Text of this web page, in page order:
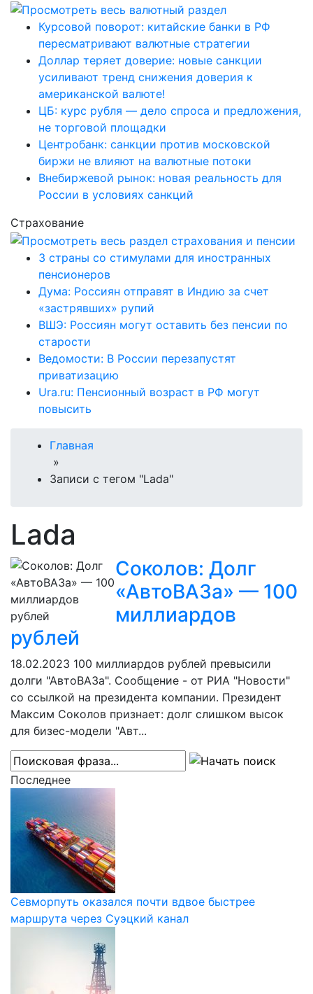
Курсовой поворот: китайские банки в РФ
пересматривают валютные стратегии
Доллар теряет доверие: новые санкции
усиливают тренд снижения доверия к
американской валюте!
ЦБ: курс рубля — дело спроса и предложения,
не торговой площадки
Центробанк: санкции против московской
биржи не влияют на валютные потоки
Внебиржевой рынок: новая реальность для
России в условиях санкций
Страхование
3 страны со стимулами для иностранных
пенсионеров
Дума: Россиян отправят в Индию за счет
«застрявших» рупий
ВШЭ: Россиян могут оставить без пенсии по
старости
Ведомости: В России перезапустят
приватизацию
Ura.ru: Пенсионный возраст в РФ могут
повысить
Главная
»
Записи с тегом "Lada"
Lada
Соколов: Долг
«АвтоВАЗа» — 100
миллиардов
рублей
18.02.2023 100 миллиардов рублей превысили
долги "АвтоВАЗа". Сообщение - от РИА "Новости"
со ссылкой на президента компании. Президент
Максим Соколов признает: долг слишком высок
для бизес-модели "Авт...
Последнее
Севморпуть оказался почти вдвое быстрее
маршрута через Суэцкий канал